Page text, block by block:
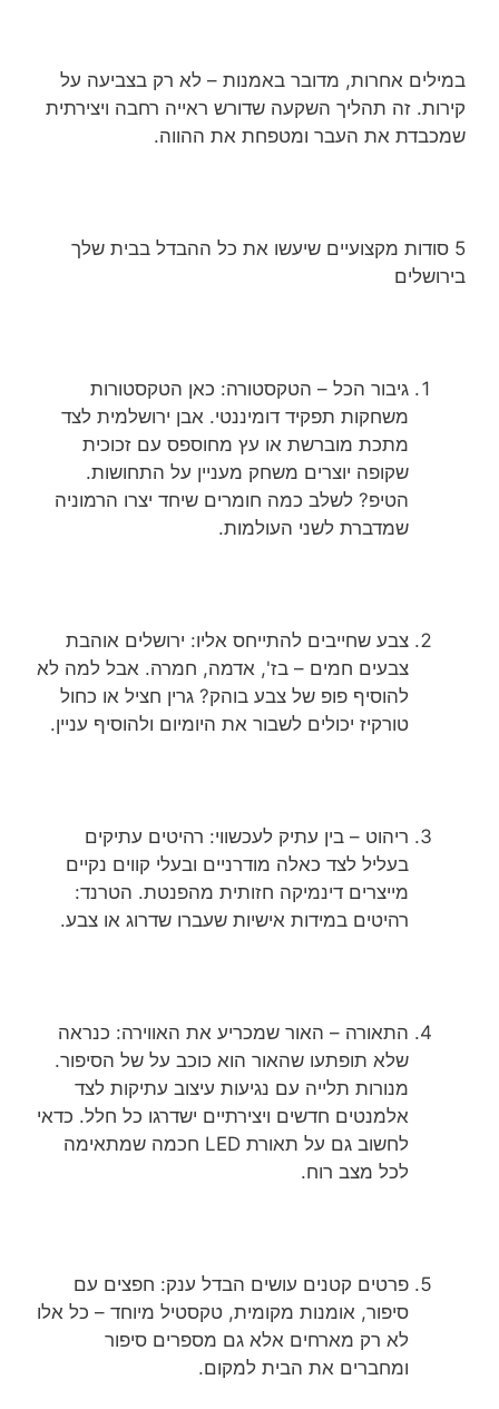
במילים אחרות, מדובר באמנות – לא רק בצביעה על
קירות. זה תהליך השקעה שדורש ראייה רחבה ויצירתית
שמכבדת את העבר ומטפחת את ההווה.
5 סודות מקצועיים שיעשו את כל ההבדל בבית שלך
בירושלים
גיבור הכל – הטקסטורה: כאן הטקסטורות
משחקות תפקיד דומיננטי. אבן ירושלמית לצד
מתכת מוברשת או עץ מחוספס עם זכוכית
שקופה יוצרים משחק מעניין על התחושות.
הטיפ? לשלב כמה חומרים שיחד יצרו הרמוניה
שמדברת לשני העולמות.
צבע שחייבים להתייחס אליו: ירושלים אוהבת
צבעים חמים – בז', אדמה, חמרה. אבל למה לא
להוסיף פופ של צבע בוהק? גרין חציל או כחול
טורקיז יכולים לשבור את היומיום ולהוסיף עניין.
ריהוט – בין עתיק לעכשווי: רהיטים עתיקים
בעליל לצד כאלה מודרניים ובעלי קווים נקיים
מייצרים דינמיקה חזותית מהפנטת. הטרנד:
רהיטים במידות אישיות שעברו שדרוג או צבע.
התאורה – האור שמכריע את האווירה: כנראה
שלא תופתעו שהאור הוא כוכב על של הסיפור.
מנורות תלייה עם נגיעות עיצוב עתיקות לצד
אלמנטים חדשים ויצירתיים ישדרגו כל חלל. כדאי
לחשוב גם על תאורת LED חכמה שמתאימה
לכל מצב רוח.
פרטים קטנים עושים הבדל ענק: חפצים עם
סיפור, אומנות מקומית, טקסטיל מיוחד – כל אלו
לא רק מארחים אלא גם מספרים סיפור
ומחברים את הבית למקום.